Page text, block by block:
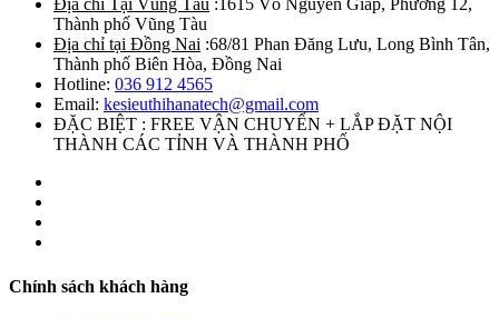
Địa chỉ Tại Vũng Tàu :1615 Võ Nguyên Giáp, Phường 12,
Thành phố Vũng Tàu
Địa chỉ tại Đồng Nai :68/81 Phan Đăng Lưu, Long Bình Tân,
Thành phố Biên Hòa, Đồng Nai
Hotline: 036 912 4565
Email: kesieuthihanatech@gmail.com
ĐẶC BIỆT : FREE VẬN CHUYỂN + LẮP ĐẶT NỘI
THÀNH CÁC TỈNH VÀ THÀNH PHỐ
Chính sách khách hàng